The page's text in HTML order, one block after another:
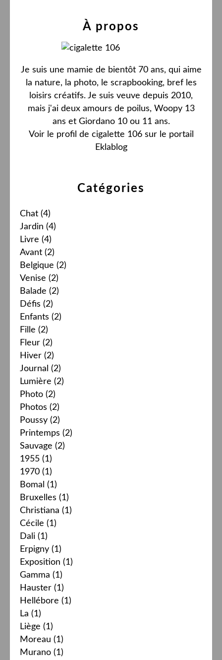
Catégories
Chat (4)
Jardin (4)
Livre (4)
Avant (2)
Belgique (2)
Venise (2)
Balade (2)
Défis (2)
Enfants (2)
Fille (2)
Fleur (2)
Hiver (2)
Journal (2)
Lumière (2)
Photo (2)
Photos (2)
Poussy (2)
Printemps (2)
Sauvage (2)
1955 (1)
1970 (1)
Bomal (1)
Bruxelles (1)
Christiana (1)
Cécile (1)
Dali (1)
Erpigny (1)
Exposition (1)
Gamma (1)
Hauster (1)
Hellébore (1)
La (1)
Liège (1)
Moreau (1)
Murano (1)
À propos
Je suis une mamie de bientôt 70 ans, qui aime
la nature, la photo, le scrapbooking, bref les
loisirs créatifs. Je suis veuve depuis 2010,
mais j'ai deux amours de poilus, Woopy 13
ans et Giordano 10 ou 11 ans.
Voir le profil de cigalette 106sur le portail
Eklablog